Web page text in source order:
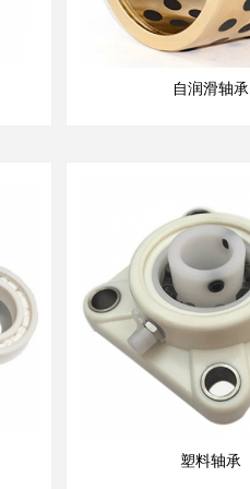
自润滑轴承
塑料轴承